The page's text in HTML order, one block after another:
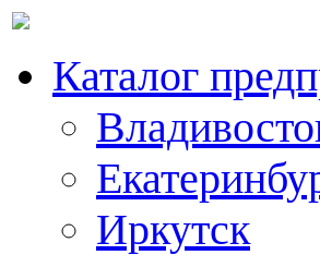
Каталог
Иркутск